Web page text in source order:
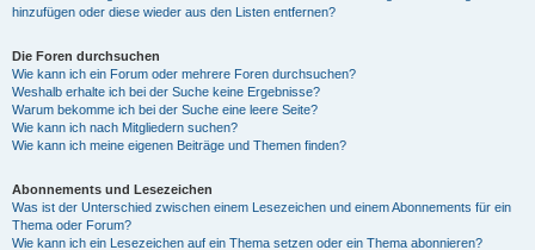
hinzufügen oder diese wieder aus den Listen entfernen?
Die Foren durchsuchen
Wie kann ich ein Forum oder mehrere Foren durchsuchen?
Weshalb erhalte ich bei der Suche keine Ergebnisse?
Warum bekomme ich bei der Suche eine leere Seite?
Wie kann ich nach Mitgliedern suchen?
Wie kann ich meine eigenen Beiträge und Themen finden?
Abonnements und Lesezeichen
Was ist der Unterschied zwischen einem Lesezeichen und einem Abonnements für ein
Thema oder Forum?
Wie kann ich ein Lesezeichen auf ein Thema setzen oder ein Thema abonnieren?